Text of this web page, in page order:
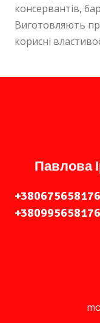
консервантів,
Виготовляють
корисні
Павлова
+380675658176
+380995658176